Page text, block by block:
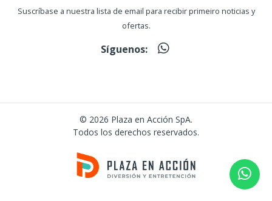
Suscríbase a nuestra lista de email para recibir primeiro noticias y
ofertas.
Síguenos:
© 2026 Plaza en Acción SpA.
Todos los derechos reservados.